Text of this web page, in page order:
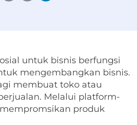
untuk bisnis berfungsi
mengembangkan bisnis.
membuat toko atau
Melalui platform-
produk